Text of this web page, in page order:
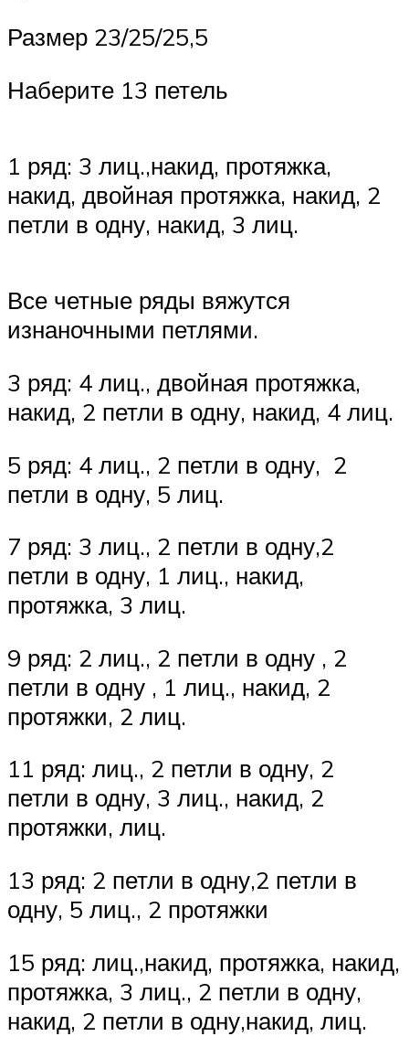
Размер 23/25/25,5
Наберите 13 петель
1 ряд: 3 лиц.,накид, протяжка,
накид, двойная протяжка, накид, 2
петли в одну, накид, 3 лиц.
Все четные ряды вяжутся
изнаночными петлями.
3 ряд: 4 лиц., двойная протяжка,
накид, 2 петли в одну, накид, 4 лиц.
5 ряд: 4 лиц., 2 петли в одну, 2
петли в одну, 5 лиц.
7 ряд: 3 лиц., 2 петли в одну,2
петли в одну, 1 лиц., накид,
протяжка, 3 лиц.
9 ряд: 2 лиц., 2 петли в одну , 2
петли в одну , 1 лиц., накид, 2
протяжки, 2 лиц.
11 ряд: лиц., 2 петли в одну, 2
петли в одну, 3 лиц., накид, 2
протяжки, лиц.
13 ряд: 2 петли в одну,2 петли в
одну, 5 лиц., 2 протяжки
15 ряд: лиц.,накид, протяжка, накид,
протяжка, 3 лиц., 2 петли в одну,
накид, 2 петли в одну,накид, лиц.